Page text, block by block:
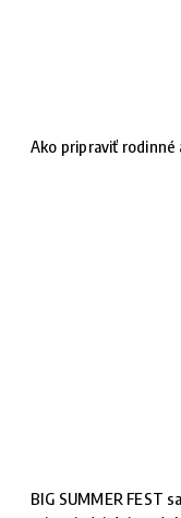
Ako pripraviť rodinné
BIG SUMMER FEST